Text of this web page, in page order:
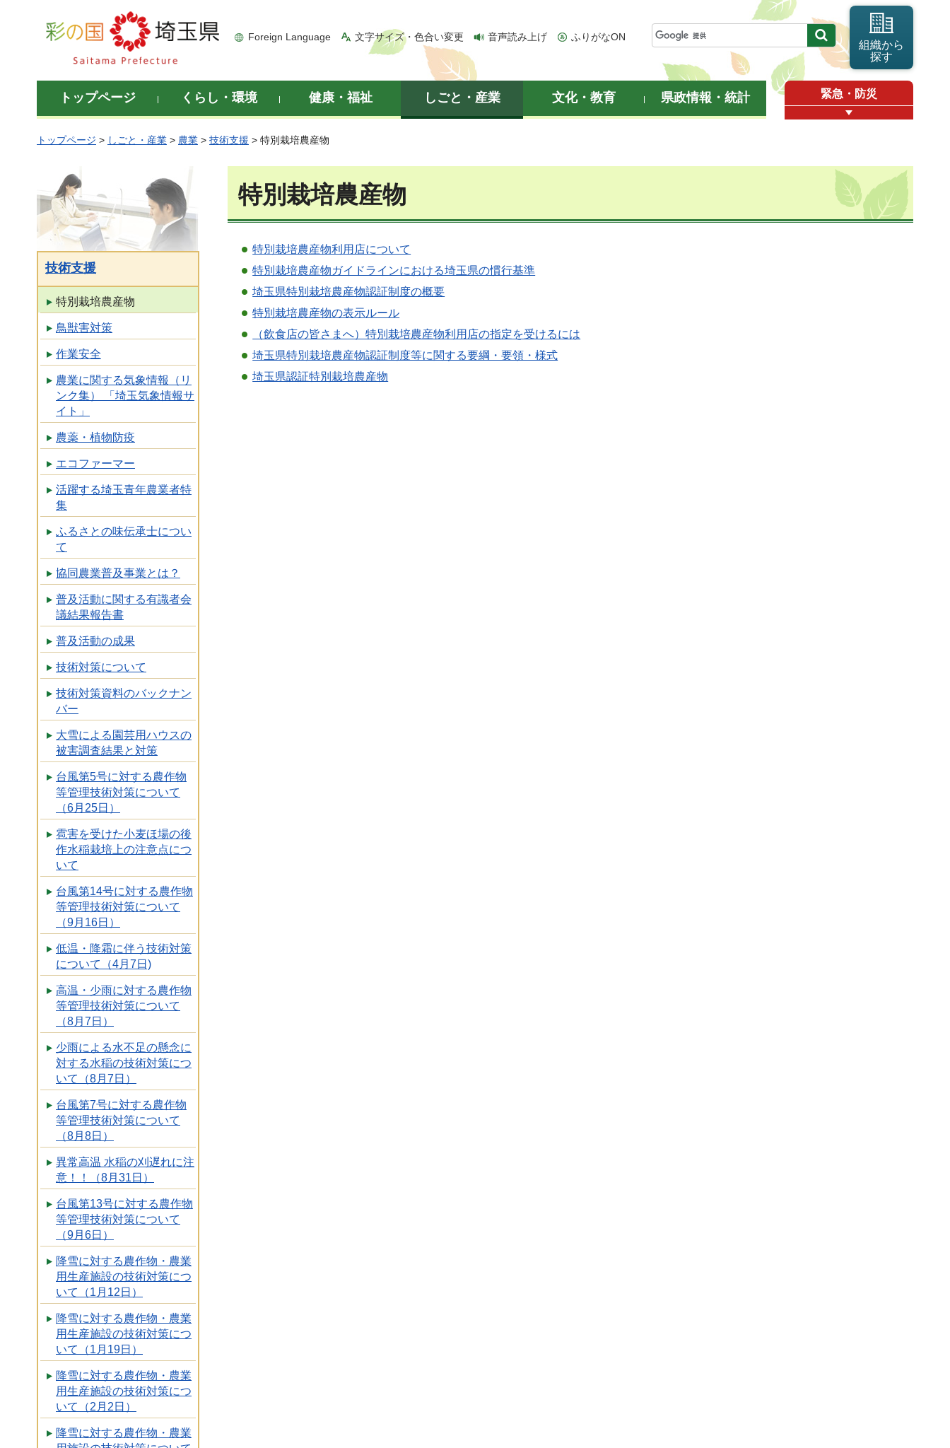
彩の国 埼玉県
Foreign Language 文字サイズ・色合い変更 音声読み上げ ふりがなON
組織から
探す
トップページ くらし・環境 健康・福祉 しごと・産業 文化・教育 県政情報・統計 緊急・防災
トップページ > しごと・産業 > 農業 > 技術支援 > 特別栽培農産物
技術支援
特別栽培農産物
鳥獣害対策
作業安全
農業に関する気象情報（リ
ンク集） 「埼玉気象情報サ
イト」
農薬・植物防疫
エコファーマー
活躍する埼玉青年農業者特
集
ふるさとの味伝承士につい
て
協同農業普及事業とは？
普及活動に関する有識者会
議結果報告書
普及活動の成果
技術対策について
技術対策資料のバックナン
バー
大雪による園芸用ハウスの
被害調査結果と対策
台風第5号に対する農作物
等管理技術対策について
（6月25日）
雹害を受けた小麦ほ場の後
作水稲栽培上の注意点につ
いて
台風第14号に対する農作物
等管理技術対策について
（9月16日）
低温・降霜に伴う技術対策
について（4月7日)
高温・少雨に対する農作物
等管理技術対策について
（8月7日）
少雨による水不足の懸念に
対する水稲の技術対策につ
いて（8月7日）
台風第7号に対する農作物
等管理技術対策について
（8月8日）
異常高温 水稲の刈遅れに注
意！！（8月31日）
台風第13号に対する農作物
等管理技術対策について
（9月6日）
降雪に対する農作物・農業
用生産施設の技術対策につ
いて（1月12日）
降雪に対する農作物・農業
用生産施設の技術対策につ
いて（1月19日）
降雪に対する農作物・農業
用生産施設の技術対策につ
いて（2月2日）
降雪に対する農作物・農業
特別栽培農産物
特別栽培農産物利用店について
特別栽培農産物ガイドラインにおける埼玉県の慣行基準
埼玉県特別栽培農産物認証制度の概要
特別栽培農産物の表示ルール
（飲食店の皆さまへ）特別栽培農産物利用店の指定を受けるには
埼玉県特別栽培農産物認証制度等に関する要綱・要領・様式
埼玉県認証特別栽培農産物